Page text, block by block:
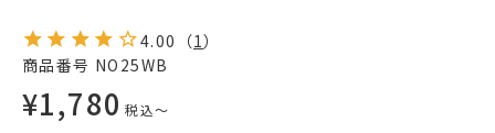
4.00 （1）
商品番号 NO25WB
¥1,780 税込〜